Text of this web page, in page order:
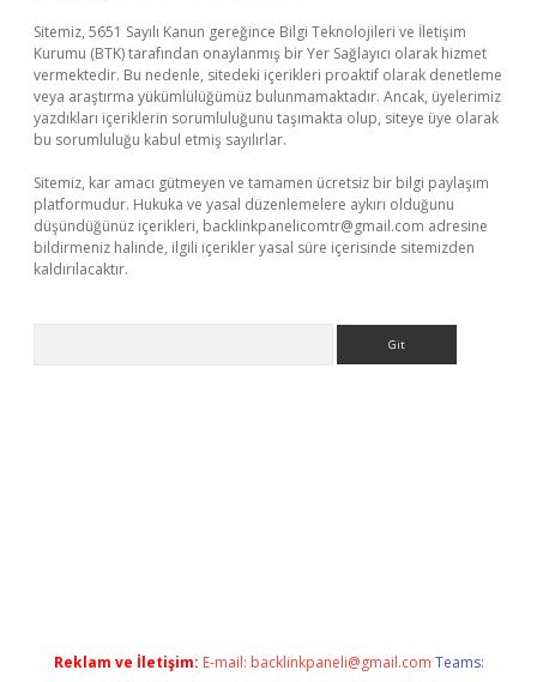
Sitemiz, 5651 Sayılı Kanun gereğince Bilgi Teknolojileri ve İletişim
Kurumu (BTK) tarafından onaylanmış bir Yer Sağlayıcı olarak hizmet
vermektedir. Bu nedenle, sitedeki içerikleri proaktif olarak denetleme
veya araştırma yükümlülüğümüz bulunmamaktadır. Ancak, üyelerimiz
yazdıkları içeriklerin sorumluluğunu taşımakta olup, siteye üye olarak
bu sorumluluğu kabul etmiş sayılırlar.
Sitemiz, kar amacı gütmeyen ve tamamen ücretsiz bir bilgi paylaşım
platformudur. Hukuka ve yasal düzenlemelere aykırı olduğunu
düşündüğünüz içerikleri, backlinkpanelicomtr@gmail.com adresine
bildirmeniz halinde, ilgili içerikler yasal süre içerisinde sitemizden
kaldırılacaktır.
Reklam ve İletişim: E-mail: backlinkpaneli@gmail.com Teams: